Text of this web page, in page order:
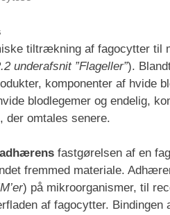
tiltrækning af fagocytter til
underafsnit ”Flageller”).
komponenter af hvide
blodlegemer og endelig,
omtales senere.
adhærens fastgørelsen af en
fremmed materiale.
) på mikroorganismer, til
af fagocytter. Bindingen